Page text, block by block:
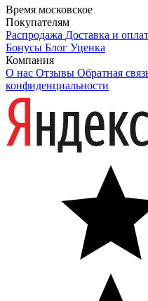
Время московское
Покупателям
Распродажа Доставка и
Бонусы Блог Уценка
Компания
О нас Отзывы Обратная
конфиденциальности